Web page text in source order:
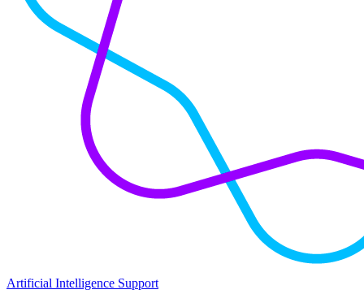
Artificial Intelligence Support